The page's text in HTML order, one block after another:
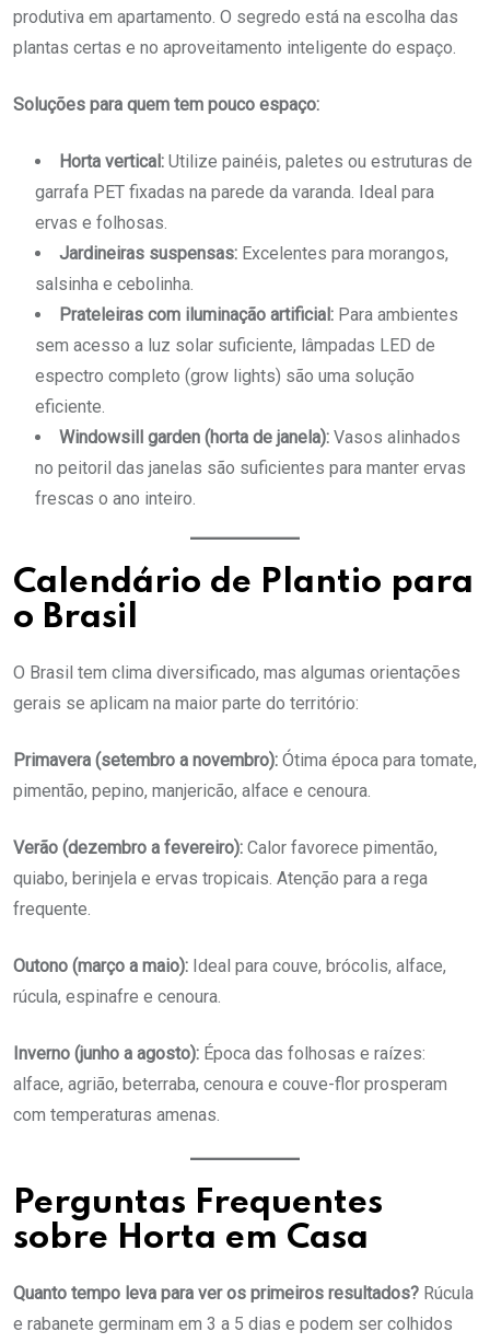
produtiva em apartamento. O segredo está na escolha das
plantas certas e no aproveitamento inteligente do espaço.
Soluções para quem tem pouco espaço:
Horta vertical: Utilize painéis, paletes ou estruturas de
garrafa PET fixadas na parede da varanda. Ideal para
ervas e folhosas.
Jardineiras suspensas: Excelentes para morangos,
salsinha e cebolinha.
Prateleiras com iluminação artificial: Para ambientes
sem acesso a luz solar suficiente, lâmpadas LED de
espectro completo (grow lights) são uma solução
eficiente.
Windowsill garden (horta de janela): Vasos alinhados
no peitoril das janelas são suficientes para manter ervas
frescas o ano inteiro.
Calendário de Plantio para
o Brasil
O Brasil tem clima diversificado, mas algumas orientações
gerais se aplicam na maior parte do território:
Primavera (setembro a novembro): Ótima época para tomate,
pimentão, pepino, manjericão, alface e cenoura.
Verão (dezembro a fevereiro): Calor favorece pimentão,
quiabo, berinjela e ervas tropicais. Atenção para a rega
frequente.
Outono (março a maio): Ideal para couve, brócolis, alface,
rúcula, espinafre e cenoura.
Inverno (junho a agosto): Época das folhosas e raízes:
alface, agrião, beterraba, cenoura e couve-flor prosperam
com temperaturas amenas.
Perguntas Frequentes
sobre Horta em Casa
Quanto tempo leva para ver os primeiros resultados? Rúcula
e rabanete germinam em 3 a 5 dias e podem ser colhidos